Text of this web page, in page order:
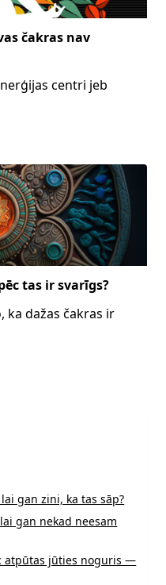
čakras nav
centri jeb
tas ir svarīgs?
ka dažas čakras ir
gan zini, ka tas sāp?
gan nekad neesam
atpūtas jūties noguris —